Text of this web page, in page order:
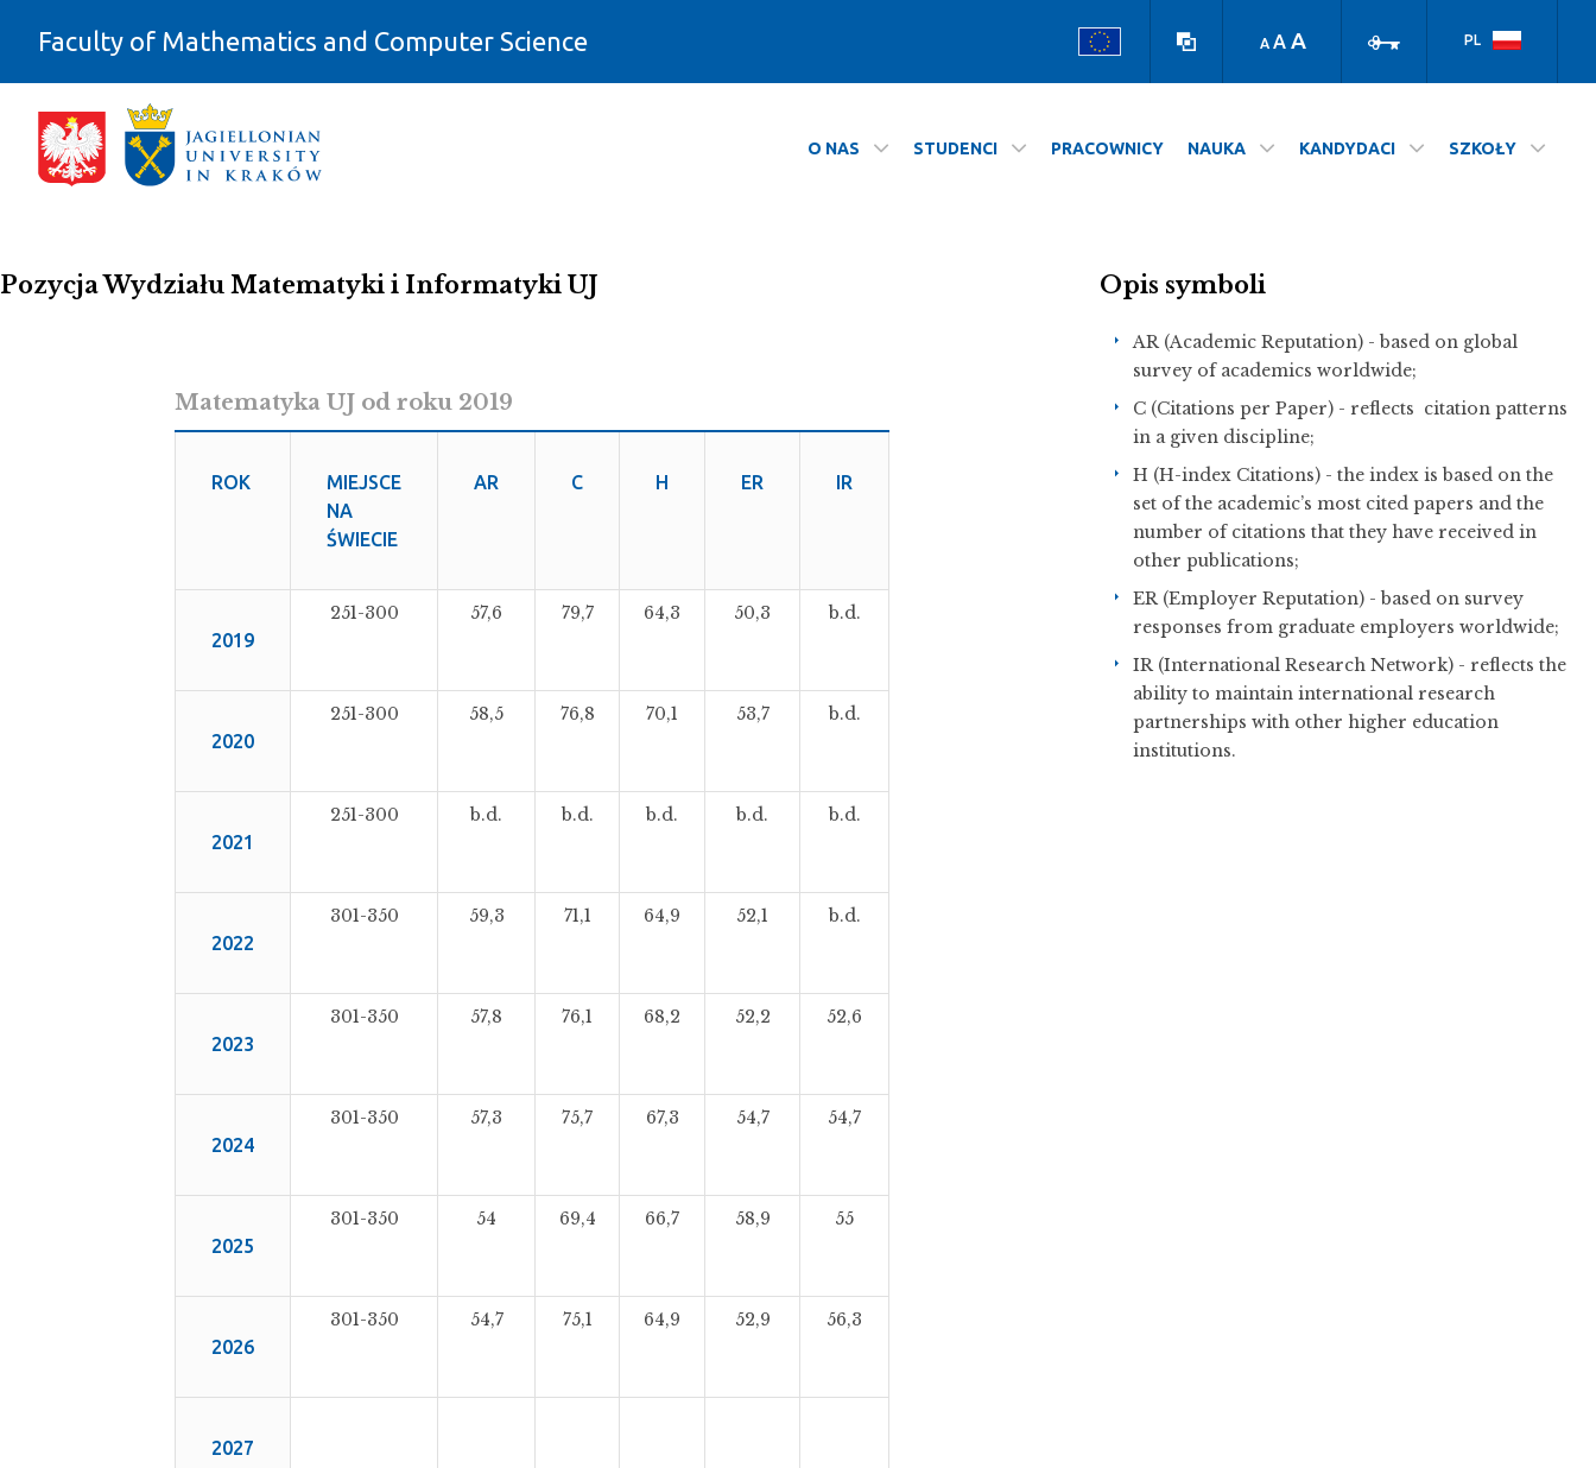
Faculty of Mathematics and Computer Science
version
A A A
PL
O NAS STUDENCI PRACOWNICY NAUKA KANDYDACI SZKOŁY
Pozycja Wydziału Matematyki i Informatyki UJ
Matematyka UJ od roku 2019
ROK
MIEJSCE
NA
ŚWIECIE
AR C H ER IR
2019
251-300 57,6 79,7 64,3 50,3 b.d.
2020
251-300 58,5 76,8 70,1 53,7 b.d.
2021
251-300 b.d. b.d. b.d. b.d. b.d.
2022
301-350 59,3 71,1 64,9 52,1 b.d.
2023
301-350 57,8 76,1 68,2 52,2 52,6
2024
301-350 57,3 75,7 67,3 54,7 54,7
2025
301-350 54 69,4 66,7 58,9 55
2026
301-350 54,7 75,1 64,9 52,9 56,3
2027
Opis symboli
AR (Academic Reputation) - based on global
survey of academics worldwide;
C (Citations per Paper) - reflects citation patterns
in a given discipline;
H (H-index Citations) - the index is based on the
set of the academic’s most cited papers and the
number of citations that they have received in
other publications;
ER (Employer Reputation) - based on survey
responses from graduate employers worldwide;
IR (International Research Network) - reflects the
ability to maintain international research
partnerships with other higher education
institutions.